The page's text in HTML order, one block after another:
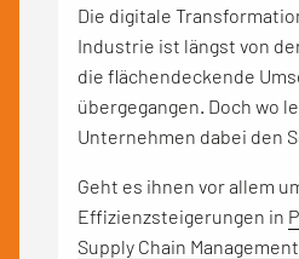
Die digitale
Industrie ist längst von
die flächendeckende
übergegangen. Doch wo
Unternehmen dabei den
Geht es ihnen vor allem
Effizienzsteigerungen in
Supply Chain Management